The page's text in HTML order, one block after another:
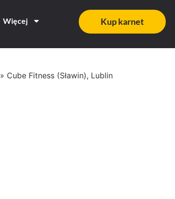
Więcej Kup karnet
» Cube Fitness (Sławin), Lublin